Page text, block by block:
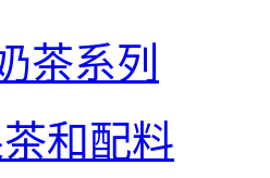
茶系列
和配料